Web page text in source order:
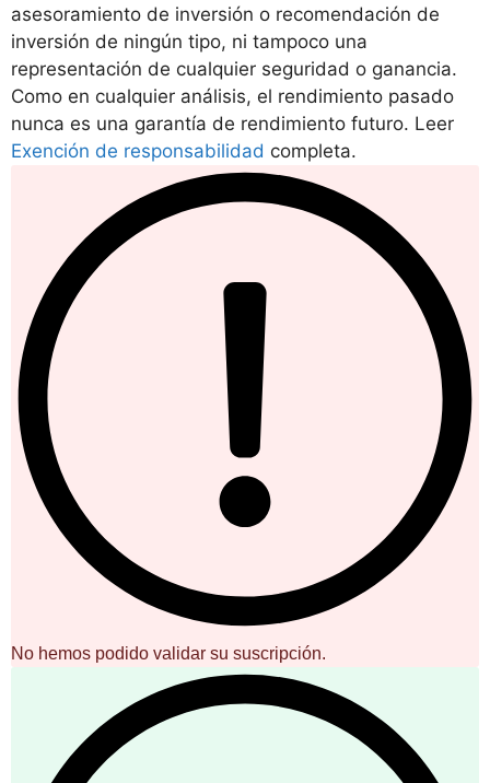
asesoramiento de inversión o recomendación de
inversión de ningún tipo, ni tampoco una
representación de cualquier seguridad o ganancia.
Como en cualquier análisis, el rendimiento pasado
nunca es una garantía de rendimiento futuro. Leer
Exención de responsabilidad completa.
No hemos podido validar su suscripción.